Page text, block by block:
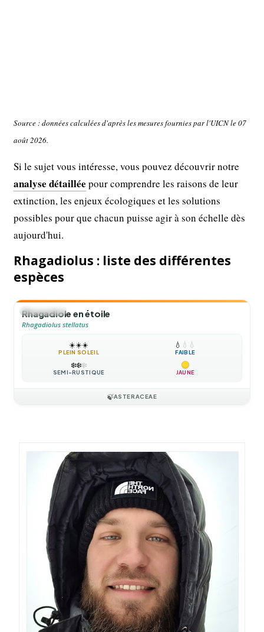
Source : données calculées d'après les mesures fournies par l'UICN le 07
août 2026.
Si le sujet vous intéresse, vous pouvez découvrir notre
analyse détaillée pour comprendre les raisons de leur
extinction, les enjeux écologiques et les solutions
possibles pour que chacun puisse agir à son échelle dès
aujourd'hui.
Rhagadiolus : liste des différentes
espèces
🌻ANNUELLE
Rhagadiole en étoile
Rhagadiolus stellatus
☀️☀️☀️
PLEIN SOLEIL
💧 💧 💧
FAIBLE
❄️❄️❄️
SEMI-RUSTIQUE JAUNE
🍃ASTERACEAE